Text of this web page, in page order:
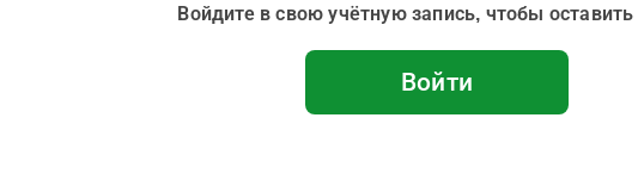
Войдите в свою учётную запись, чтобы
Войти